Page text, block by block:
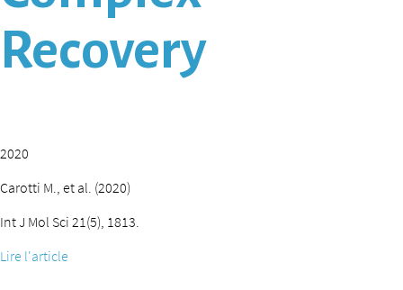
Recovery
2020
Carotti M., et al. (2020)
Int J Mol Sci 21(5), 1813.
Lire l'article